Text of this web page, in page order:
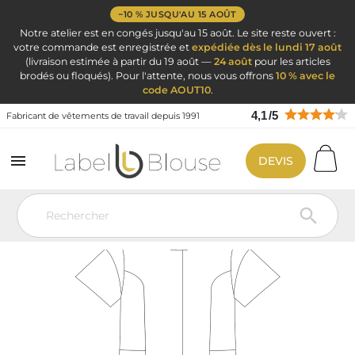
−10 % JUSQU'AU 15 AOÛT
Notre atelier est en congés jusqu'au 15 août. Le site reste ouvert :
votre commande est enregistrée et expédiée dès le lundi 17 août
(livraison estimée à partir du 19 août — 24 aoûtpour les articles
brodés ou floqués). Pour l'attente, nous vous offrons 10 % avec le
code AOUT10.
Fabricant de vêtements de travail depuis 1991 4,1/5


DEVIS
Vêtement de travail Blouse personnalisé
Blouse Mathilda